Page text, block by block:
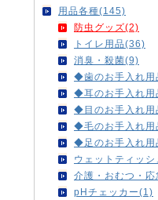
用品各種(145)
防虫グッズ(2)
トイレ用品(36)
消臭・殺菌(9)
◆歯のお手入れ用
◆耳のお手入れ用
◆目のお手入れ用
◆毛のお手入れ用
◆足のお手入れ用
ウェットティッ
介護・おむつ・
pHチェッカー(1)